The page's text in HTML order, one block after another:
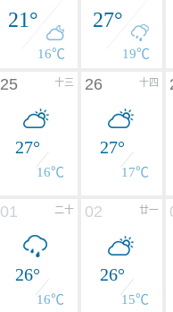
21°
16℃
27°
19℃
十三
25
27°
16℃
十四
26
27°
17℃
二十
01
26°
16℃
廿一
02
26°
15℃